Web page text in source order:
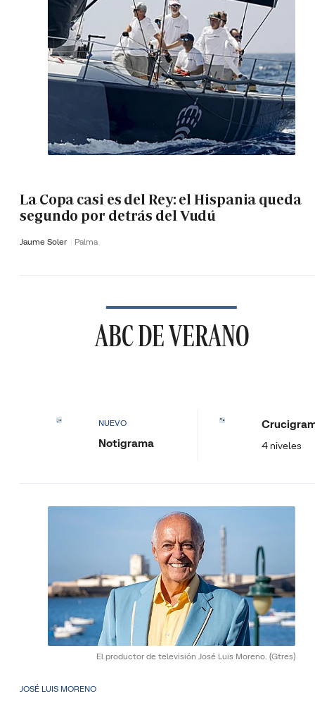
La Copa casi es del Rey: el Hispania queda
segundo por detrás del Vudú
Jaume Soler Palma
ABC DE VERANO
NUEVO
Notigrama 4 niveles
El productor de televisión José Luis Moreno. (Gtres)
JOSÉ LUIS MORENO